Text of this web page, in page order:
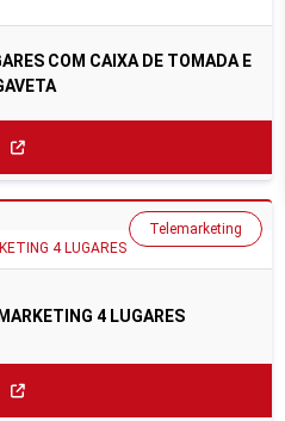
COM CAIXA DE TOMADA E
4 LUGARES
Telemarketing